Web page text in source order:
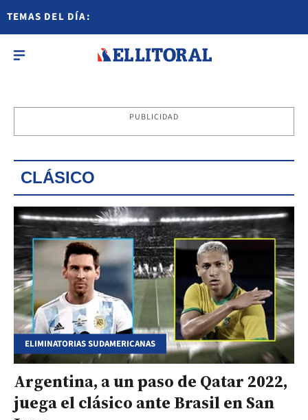
TEMAS DEL DÍA:
PUBLICIDAD
CLÁSICO
ELIMINATORIAS SUDAMERICANAS
Argentina, a un paso de Qatar 2022,
juega el clásico ante Brasil en San